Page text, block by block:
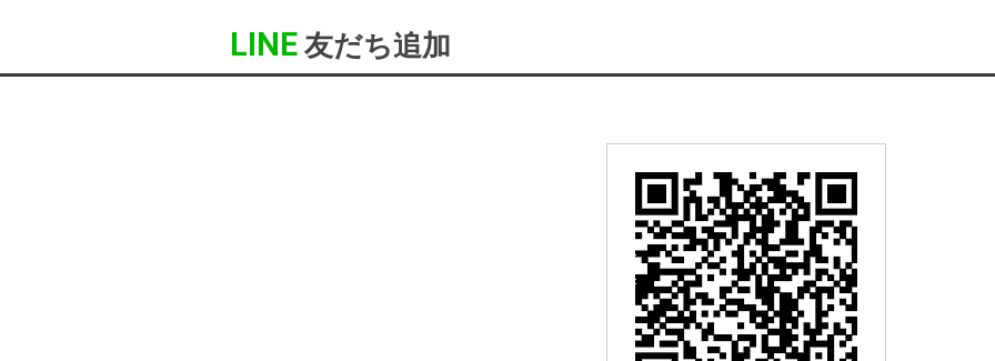
LINE 友だち追加